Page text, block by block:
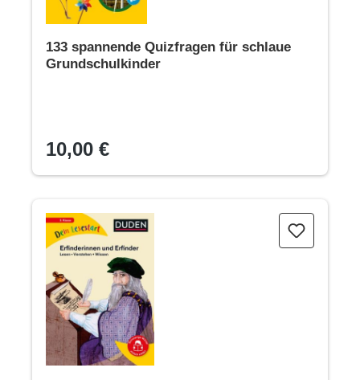
133 spannende Quizfragen für schlaue
Grundschulkinder
10,00 €
Dein Lesestart - Erfinderinnen und Erfinder